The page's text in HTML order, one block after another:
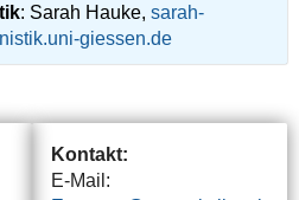
: Sarah Hauke, sarah-
giessen.de
Kontakt:
E-Mail: